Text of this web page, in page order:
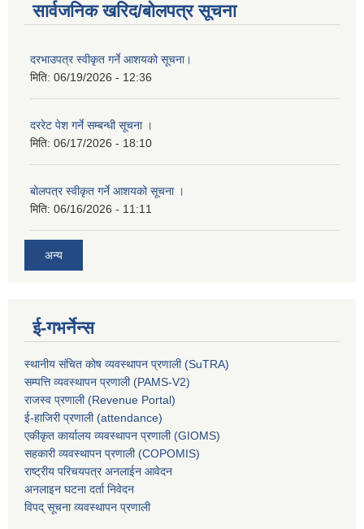
सार्वजनिक खरिद/बोलपत्र सूचना
दरभाउपत्र स्वीकृत गर्ने आशयको सूचना।
मिति: 06/19/2026 - 12:36
दररेट पेश गर्ने सम्बन्धी सूचना ।
मिति: 06/17/2026 - 18:10
बोलपत्र स्वीकृत गर्ने आशयको सूचना ।
मिति: 06/16/2026 - 11:11
अन्य
ई-गभर्नेन्स
स्थानीय संचित कोष व्यवस्थापन प्रणाली (SuTRA)
सम्पत्ति व्यवस्थापन प्रणाली (PAMS-V2)
राजस्व प्रणाली (Revenue Portal)
ई-हाजिरी प्रणाली (attendance)
एकीकृत कार्यालय व्यवस्थापन प्रणाली (GIOMS)
सहकारी व्यवस्थापन प्रणाली (COPOMIS)
राष्ट्रीय परिचयपत्र अनलाईन आवेदन
अनलाइन घटना दर्ता निवेदन
विपद् सूचना व्यवस्थापन प्रणाली